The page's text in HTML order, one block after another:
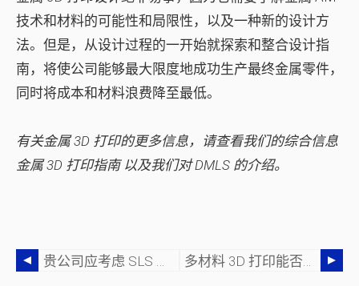
技术和材料的可能性和局限性，以及一种新的设计方
法。但是，从设计过程的一开始就探索和整合设计指
南，将使公司能够最大限度地成功生产最终金属零件，
同时将成本和材料浪费降至最低。
有关金属 3D 打印的更多信息，请查看我们的综合信息
金属 3D 打印指南 以及我们对 DMLS 的介绍。
贵公司应考虑 SLS 技术的 5 个理由 多材料 3D 打印能否成为 AM 的下一步？